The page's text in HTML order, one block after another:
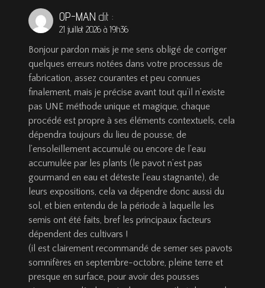
OP-MAN dit :
21 juillet 2026 à 19h36
Bonjour pardon mais je me sens obligé de corriger
quelques erreurs notées dans votre processus de
fabrication, assez courantes et peu connues
finalement, mais je précise avant tout qu’il n’existe
pas UNE méthode unique et magique, chaque
procédé est propre à ses éléments contextuels, cela
dépendra toujours du lieu de pousse, de
l’ensoleillement accumulé ou encore de l’eau
accumulée par les plants (le pavot n’est pas
gourmand en eau et déteste l’eau stagnante), de
leurs expositions, cela va dépendre donc aussi du
sol, et bien entendu de la période à laquelle les
semis ont été faits, bref les principaux facteurs
dépendent des cultivars !
(il est clairement recommandé de semer ses pavots
somnifères en septembre-octobre, pleine terre et
presque en surface, pour avoir des pousses